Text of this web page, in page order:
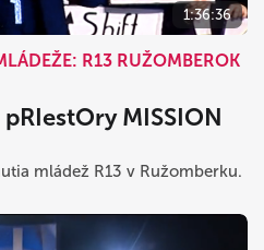
1:36:36
R13 RUŽOMBEROK
MISSION
mládež R13 v Ružomberku.